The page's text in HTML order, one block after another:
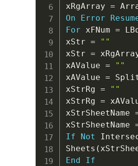
xRgArray =
On
Error
For xFNum =
xStr =
""
xStr =
xAValue =
""
xAValue =
xStrRg =
""
xStrRg =
xStrSheetName
xStrSheetName
If
Not
Sheets (
End
If